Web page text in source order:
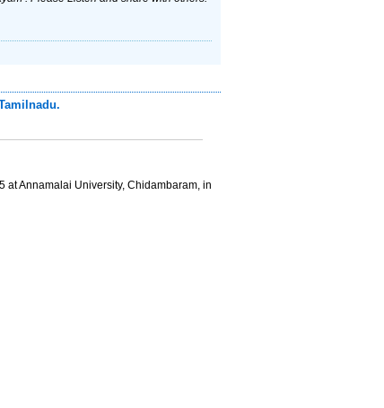
at Annamalai University, Chidambaram, in